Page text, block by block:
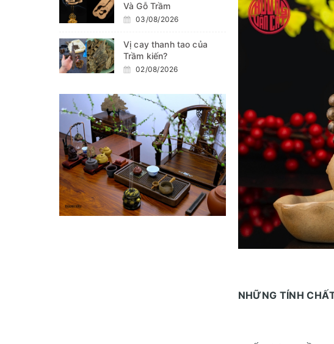
NHỮNG TÍNH
Và Gỗ Trầm
03/08/2026
Vị cay thanh tao của
Trầm kiến?
02/08/2026